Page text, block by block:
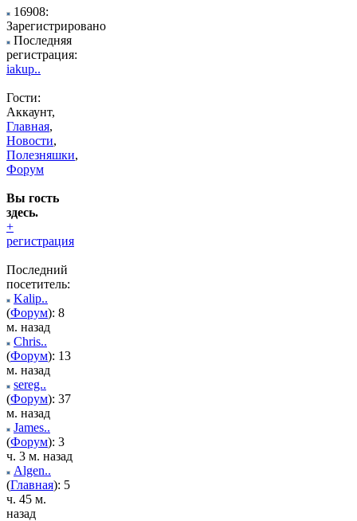
16908:
Зарегистрировано
Последняя
регистрация:
iakup..
Гости:
Аккаунт,
Главная,
Новости,
Полезняшки,
Форум
Вы гость
здесь.
+
регистрация
Последний
посетитель:
Kalip..
(Форум): 8
м. назад
Chris..
(Форум): 13
м. назад
sereg..
(Форум): 37
м. назад
James..
(Форум): 3
ч. 3 м. назад
Algen..
(Главная): 5
ч. 45 м.
назад